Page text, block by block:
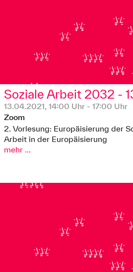
Soziale Arbeit 2032 -
13.04.2021, 14:00 Uhr - 17:00 Uhr
Zoom
2. Vorlesung: Europäisierung der
Arbeit in der Europäisierung
mehr ...